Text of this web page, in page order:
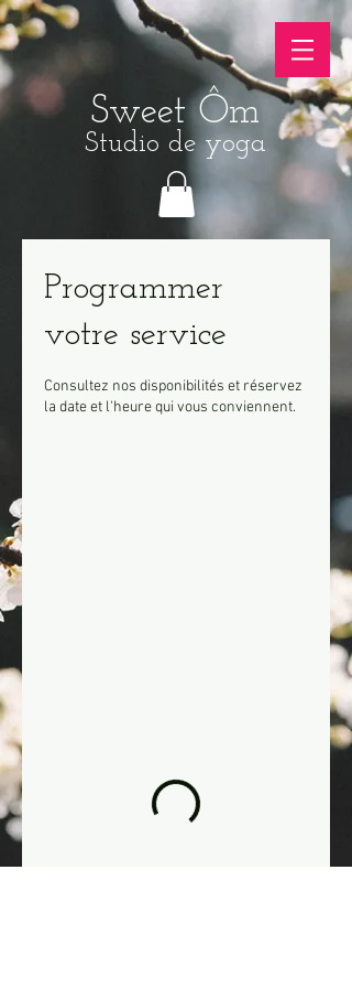
Sweet Ôm
Studio de yoga
Programmer
votre service
Consultez nos disponibilités et réservez
la date et l'heure qui vous conviennent.